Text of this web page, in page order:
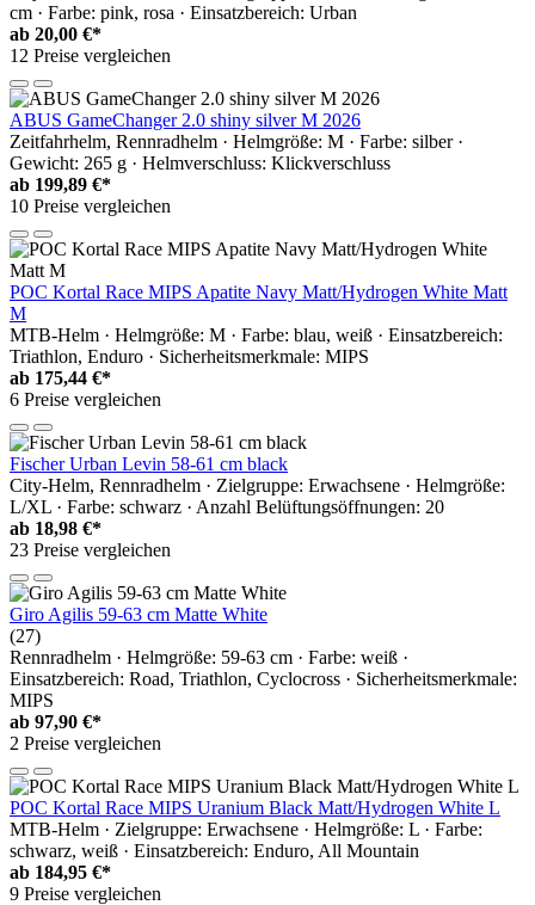
cm · Farbe: pink, rosa · Einsatzbereich: Urban
ab 20,00 €*
12 Preise vergleichen
ABUS GameChanger 2.0 shiny silver M 2026
Zeitfahrhelm, Rennradhelm · Helmgröße: M · Farbe: silber ·
Gewicht: 265 g · Helmverschluss: Klickverschluss
ab 199,89 €*
10 Preise vergleichen
POC Kortal Race MIPS Apatite Navy Matt/Hydrogen White Matt
M
MTB-Helm · Helmgröße: M · Farbe: blau, weiß · Einsatzbereich:
Triathlon, Enduro · Sicherheitsmerkmale: MIPS
ab 175,44 €*
6 Preise vergleichen
Fischer Urban Levin 58-61 cm black
City-Helm, Rennradhelm · Zielgruppe: Erwachsene · Helmgröße:
L/XL · Farbe: schwarz · Anzahl Belüftungsöffnungen: 20
ab 18,98 €*
23 Preise vergleichen
Giro Agilis 59-63 cm Matte White
(27)
Rennradhelm · Helmgröße: 59-63 cm · Farbe: weiß ·
Einsatzbereich: Road, Triathlon, Cyclocross · Sicherheitsmerkmale:
MIPS
ab 97,90 €*
2 Preise vergleichen
POC Kortal Race MIPS Uranium Black Matt/Hydrogen White L
MTB-Helm · Zielgruppe: Erwachsene · Helmgröße: L · Farbe:
schwarz, weiß · Einsatzbereich: Enduro, All Mountain
ab 184,95 €*
9 Preise vergleichen